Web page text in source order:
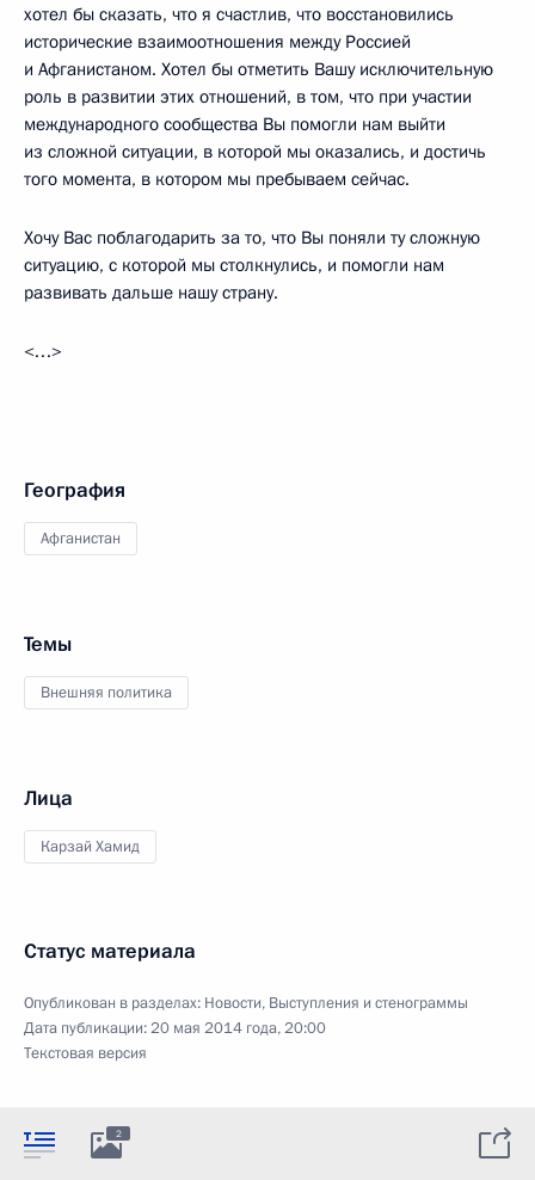
хотел бы сказать, что я счастлив, что восстановились
исторические взаимоотношения между Россией
и Афганистаном. Хотел бы отметить Вашу исключительную
роль в развитии этих отношений, в том, что при участии
международного сообщества Вы помогли нам выйти
из сложной ситуации, в которой мы оказались, и достичь
того момента, в котором мы пребываем сейчас.
Хочу Вас поблагодарить за то, что Вы поняли ту сложную
ситуацию, с которой мы столкнулись, и помогли нам
развивать дальше нашу страну.
<…>
География
Афганистан
Темы
Внешняя политика
Лица
Карзай Хамид
Статус материала
Опубликован в разделах: Новости, Выступления и стенограммы
Дата публикации:20 мая 2014 года, 20:00
Текстовая версия
2